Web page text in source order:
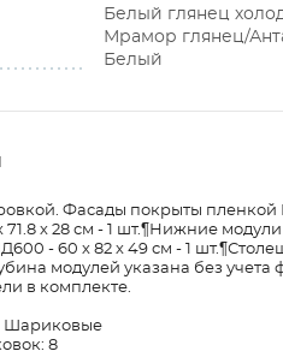
Белый глянец
Мрамор глянец/
Белый
Фасады покрыты пленкой
х 28 см - 1 шт.¶Нижние
- 60 х 82 х 49 см - 1
модулей указана без учета
в комплекте.
Шариковые
8